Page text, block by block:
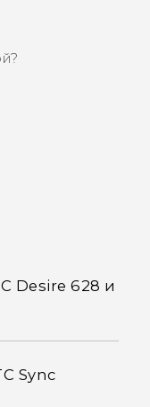
Desire 628 и
Sync